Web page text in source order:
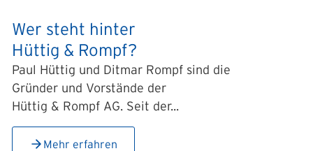
Wer steht hinter
Hüttig & Rompf?
Paul Hüttig und Ditmar Rompf sind die
Gründer und Vorstände der
Hüttig & Rompf AG. Seit der...
Mehr erfahren